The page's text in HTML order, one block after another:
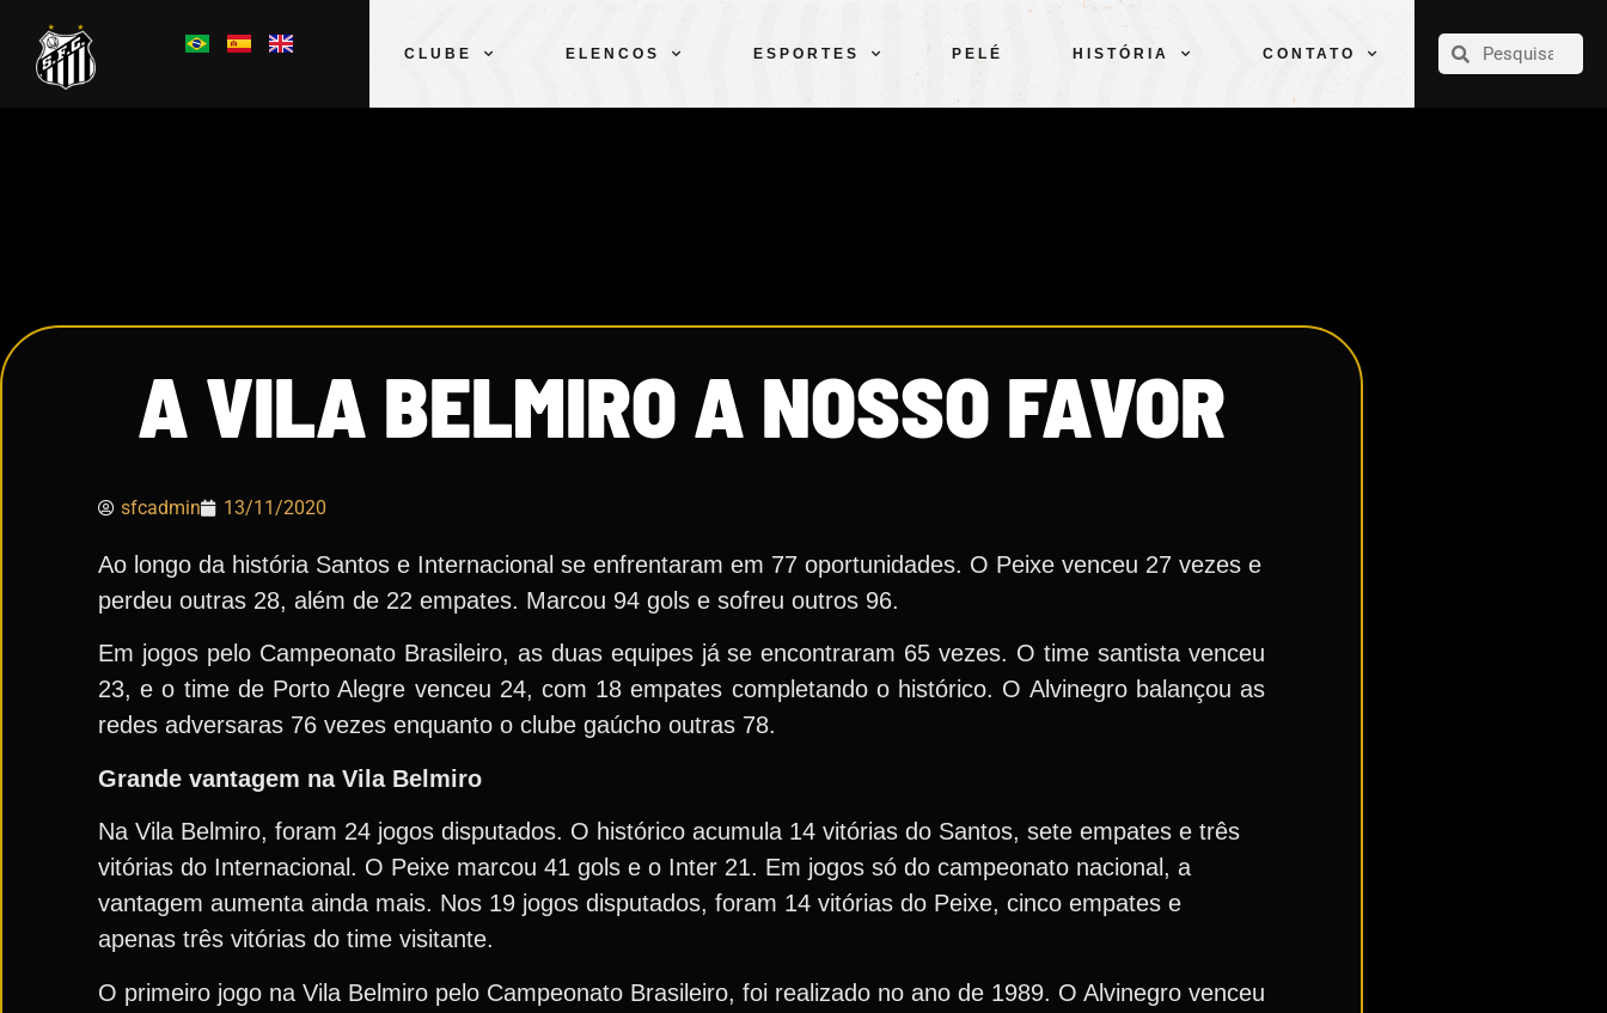
CLUBE ELENCOS ESPORTES PELÉ HISTÓRIA CONTATO
CLUBE
A VILA BELMIRO A NOSSO FAVOR
sfcadmin 13/11/2020
Ao longo da história Santos e Internacional se enfrentaram em 77 oportunidades. O Peixe venceu 27 vezes e
perdeu outras 28, além de 22 empates. Marcou 94 gols e sofreu outros 96.
Em jogos pelo Campeonato Brasileiro, as duas equipes já se encontraram 65 vezes. O time santista venceu
23, e o time de Porto Alegre venceu 24, com 18 empates completando o histórico. O Alvinegro balançou as
redes adversaras 76 vezes enquanto o clube gaúcho outras 78.
Grande vantagem na Vila Belmiro
Na Vila Belmiro, foram 24 jogos disputados. O histórico acumula 14 vitórias do Santos, sete empates e três
vitórias do Internacional. O Peixe marcou 41 gols e o Inter 21. Em jogos só do campeonato nacional, a
vantagem aumenta ainda mais. Nos 19 jogos disputados, foram 14 vitórias do Peixe, cinco empates e
apenas três vitórias do time visitante.
O primeiro jogo na Vila Belmiro pelo Campeonato Brasileiro, foi realizado no ano de 1989. O Alvinegro venceu